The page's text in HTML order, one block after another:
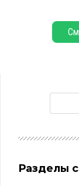
Разделы